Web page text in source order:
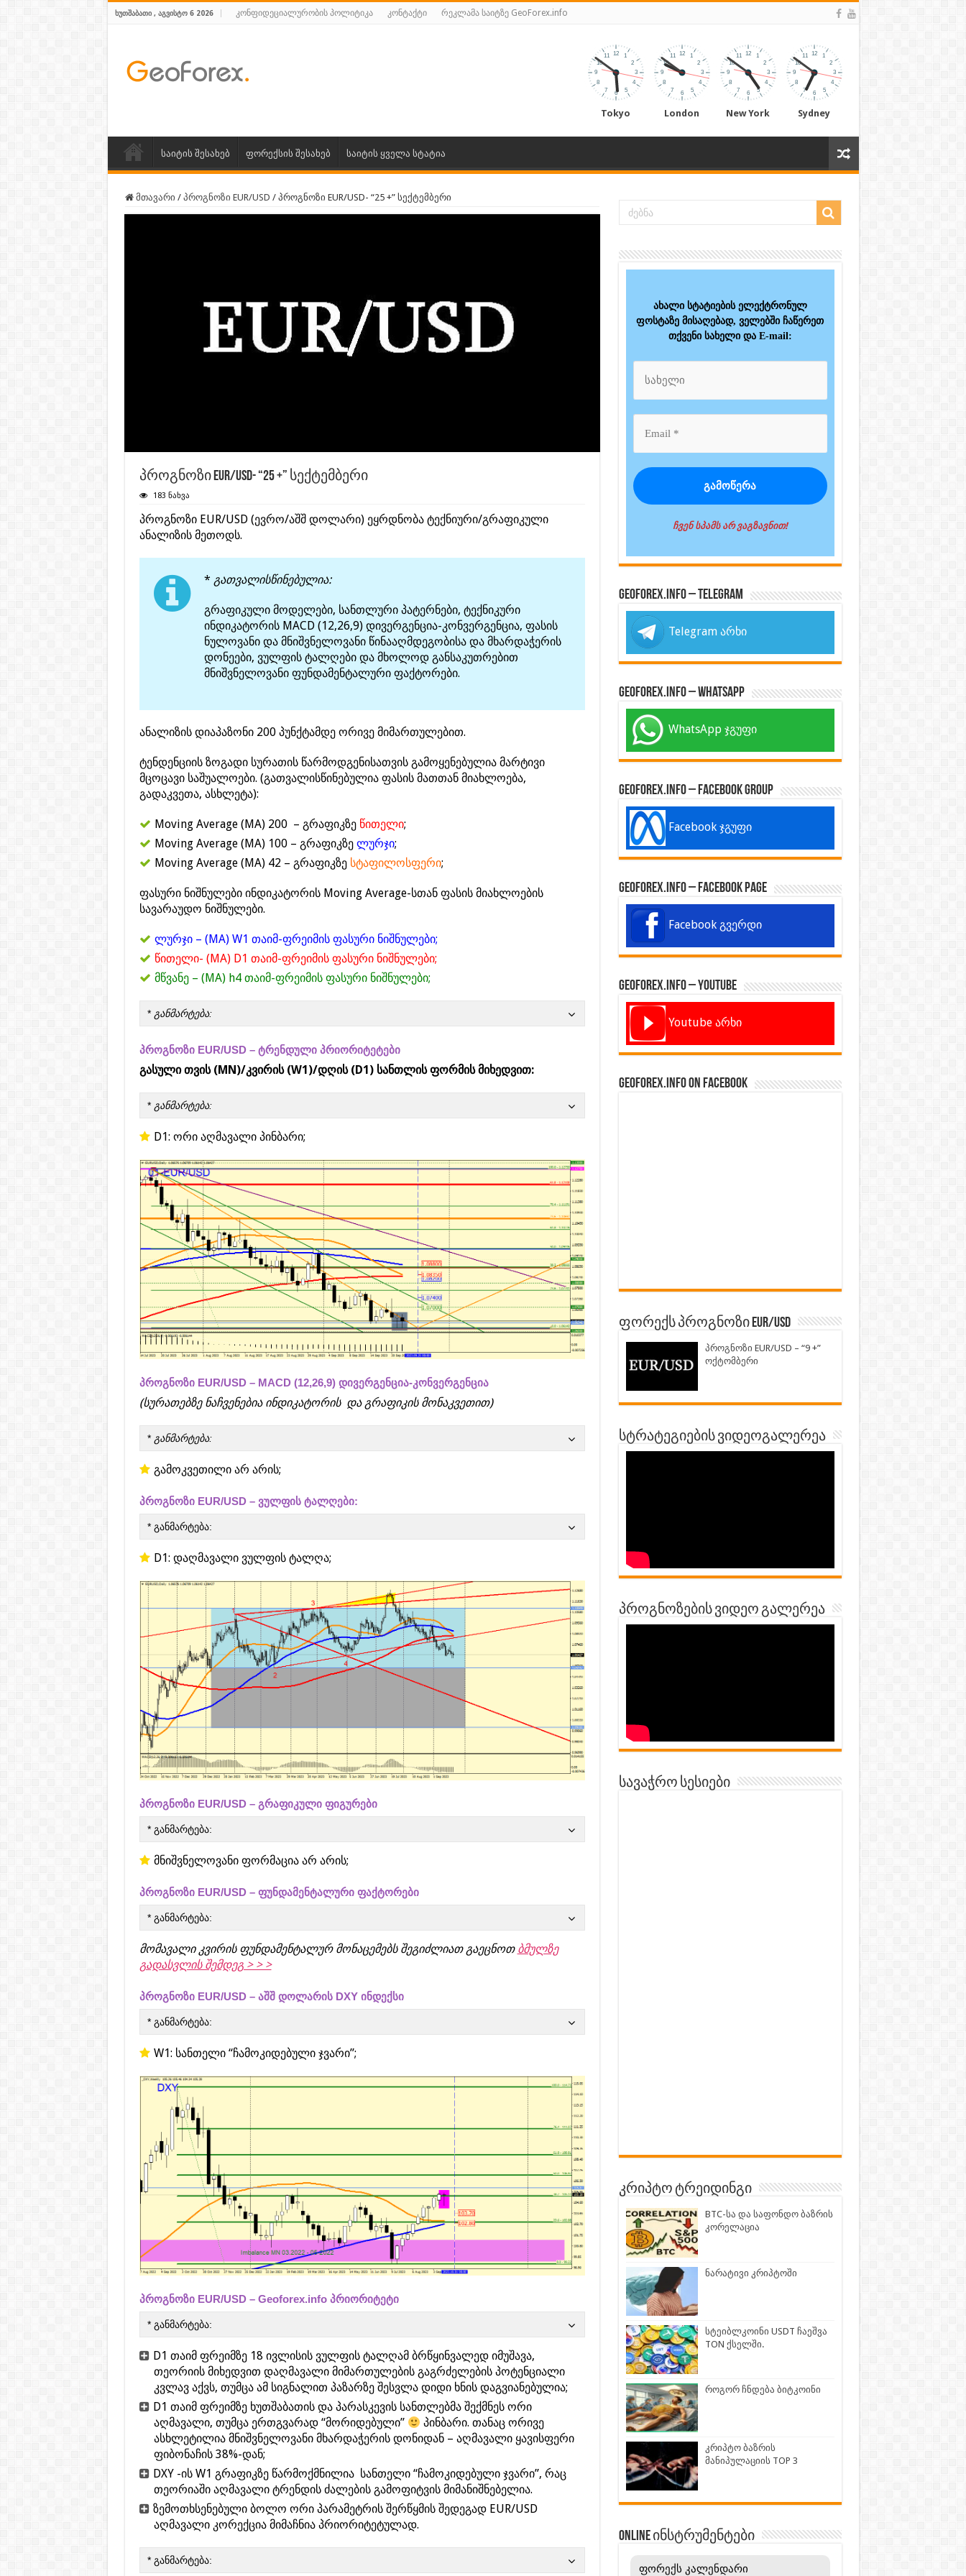
ᲮᲣᲗᲨᲐᲑᲐᲗᲘ , ᲐᲒᲕᲘᲡᲢᲝ 6 2026 კონფიდეციალურობის პოლიტიკა კონტაქტი რეკლამა საიტზე GeoForex.info
Tokyo London New York Sydney
საიტის შესახებ ფორექსის შესახებ საიტის ყველა სტატია
მთავარი / პროგნოზი EUR/USD / პროგნოზი EUR/USD- “25 +” სექტემბერი
პროგნოზი EUR/USD- “25 +” სექტემბერი
183 ნახვა
პროგნოზი EUR/USD (ევრო/აშშ დოლარი) ეყრდნობა ტექნიური/გრაფიკული
ანალიზის მეთოდს.
* გათვალისწინებულია:
გრაფიკული მოდელები, სანთლური პატერნები, ტექნიკური
ინდიკატორის MACD (12,26,9) დივერგენცია-კონვერგენცია, ფასის
ნულოვანი და მნიშვნელოვანი წინააღმდეგობისა და მხარდაჭერის
დონეები, ვულფის ტალღები და მხოლოდ განსაკუთრებით
მნიშვნელოვანი ფუნდამენტალური ფაქტორები.
ანალიზის დიაპაზონი 200 პუნქტამდე ორივე მიმართულებით.
ტენდენციის ზოგადი სურათის წარმოდგენისათვის გამოყენებულია მარტივი
მცოცავი საშუალოები. (გათვალისწინებულია ფასის მათთან მიახლოება,
გადაკვეთა, ასხლეტა):
Moving Average (MA) 200 – გრაფიკზე წითელი;
Moving Average (MA) 100 – გრაფიკზე ლურჯი;
Moving Average (MA) 42 – გრაფიკზე სტაფილოსფერი;
ფასური ნიშნულები ინდიკატორის Moving Average-სთან ფასის მიახლოების
სავარაუდო ნიშნულები.
ლურჯი – (MA) W1 თაიმ-ფრეიმის ფასური ნიშნულები;
წითელი- (MA) D1 თაიმ-ფრეიმის ფასური ნიშნულები;
მწვანე – (MA) h4 თაიმ-ფრეიმის ფასური ნიშნულები;
* განმარტება:
პროგნოზი EUR/USD – ტრენდული პრიორიტეტები
გასული თვის (MN)/კვირის (W1)/დღის (D1) სანთლის ფორმის მიხედვით:
* განმარტება:
D1: ორი აღმავალი პინბარი;
პროგნოზი EUR/USD – MACD (12,26,9) დივერგენცია-კონვერგენცია
(სურათებზე ნაჩვენებია ინდიკატორის და გრაფიკის მონაკვეთით)
* განმარტება:
გამოკვეთილი არ არის;
პროგნოზი EUR/USD – ვულფის ტალღები:
* განმარტება:
D1: დაღმავალი ვულფის ტალღა;
პროგნოზი EUR/USD – გრაფიკული ფიგურები
* განმარტება:
მნიშვნელოვანი ფორმაცია არ არის;
პროგნოზი EUR/USD – ფუნდამენტალური ფაქტორები
* განმარტება:
მომავალი კვირის ფუნდამენტალურ მონაცემებს შეგიძლიათ გაეცნოთ ბმულზე
გადასვლის შემდეგ > > >
პროგნოზი EUR/USD – აშშ დოლარის DXY ინდექსი
* განმარტება:
W1: სანთელი “ჩამოკიდებული ჯვარი”;
პროგნოზი EUR/USD – Geoforex.info პრიორიტეტი
* განმარტება:
D1 თაიმ ფრეიმზე 18 ივლისის ვულფის ტალღამ ბრწყინვალედ იმუშავა,
თეორიის მიხედვით დაღმავალი მიმართულების გაგრძელების პოტენციალი
კვლავ აქვს, თუმცა ამ სიგნალით პაზარზე შესვლა დიდი ხნის დაგვიანებულია;
D1 თაიმ ფრეიმზე ხუთშაბათის და პარასკევის სანთლებმა შექმნეს ორი
აღმავალი, თუმცა ერთგვარად “მორიდებული”
პინბარი. თანაც ორივე
ასხლეტილია მნიშვნელოვანი მხარდაჭერის დონიდან – აღმავალი ყავისფერი
ფიბონაჩის 38%-დან;
DXY -ის W1 გრაფიკზე წარმოქმნილია სანთელი “ჩამოკიდებული ჯვარი”, რაც
თეორიაში აღმავალი ტრენდის ძალების გამოფიტვის მიმანიშნებელია.
ზემოთხსენებული ბოლო ორი პარამეტრის შერწყმის შედეგად EUR/USD
აღმავალი კორექცია მიმაჩნია პრიორიტეტულად.
* განმარტება:
ახალი სტატიების ელექტრონულ
ფოსტაზე მისაღებად, ველებში ჩაწერეთ
თქვენი სახელი და E-mail:
ჩვენ სპამს არ ვაგზავნით!
GeoForex.info – Telegram
Telegram არხი
GeoForex.info – WhatsApp
WhatsApp ჯგუფი
GeoForex.info – Facebook Group
Facebook ჯგუფი
GeoForex.info – Facebook Page
Facebook გვერდი
GeoForex.info – Youtube
Youtube არხი
GeoForex.info on Facebook
ფორექს პროგნოზი EUR/USD
პროგნოზი EUR/USD – “9 +”
ოქტომბერი
სტრატეგიების ვიდეოგალერეა
პროგნოზების ვიდეო გალერეა
სავაჭრო სესიები
კრიპტო ტრეიდინგი
BTC-სა და საფონდო ბაზრის
კორელაცია
ნარატივი კრიპტოში
სტეიბლკოინი USDT ჩაეშვა
TON ქსელში.
როგორ ჩნდება ბიტკოინი
კრიპტო ბაზრის
მანიპულაციის TOP 3
ONLINE ინსტრუმენტები
ფორექს კალენდარი